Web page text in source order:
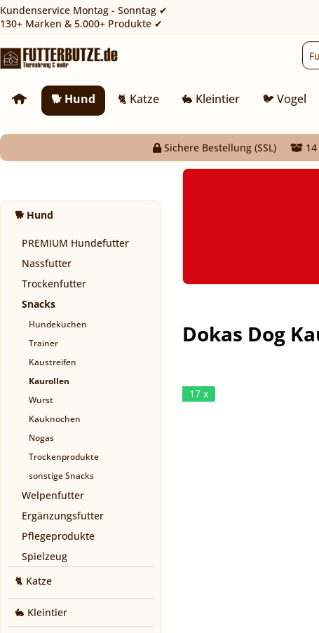
Kundenservice Montag - Sonntag ✔
130+ Marken & 5.000+ Produkte ✔
🐕 Hund 🐈 Katze 🐇 Kleintier 🐦 Vogel
Sichere Bestellung (SSL) 14
🐕 Hund
PREMIUM Hundefutter
Nassfutter
Trockenfutter
Snacks
Hundekuchen
Trainer
Kaustreifen
Kaurollen
Wurst
Kauknochen
Nogas
Trockenprodukte
sonstige Snacks
Welpenfutter
Ergänzungsfutter
Pflegeprodukte
Spielzeug
🐈 Katze
🐇 Kleintier
Dokas Dog
17 x